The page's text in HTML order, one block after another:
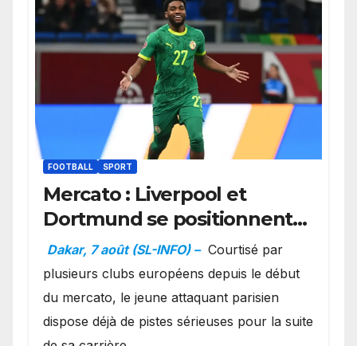
FOOTBALL SPORT
Mercato : Liverpool et
Dortmund se positionnent
en favoris pour recruter
Ibrahim Mbaye
Dakar, 7 août (SL-INFO) – Courtisé par
plusieurs clubs européens depuis le début
du mercato, le jeune attaquant parisien
dispose déjà de pistes sérieuses pour la suite